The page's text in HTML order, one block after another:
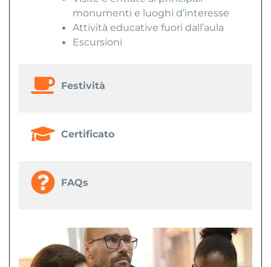
monumenti e luoghi d’interesse
Attività educative fuori dall’aula
Escursioni
Festività
Certificato
FAQs